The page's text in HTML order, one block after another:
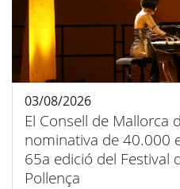
El Consell de Mallorca
nominativa de 40.000
65a edició del Festival
Pollença
03/08/2026